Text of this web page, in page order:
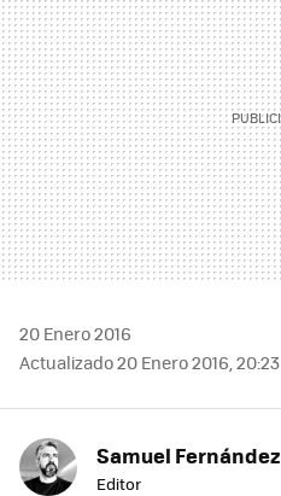
20 Enero 2016
Actualizado 20 Enero 2016, 20:23
Samuel Fernández
Editor